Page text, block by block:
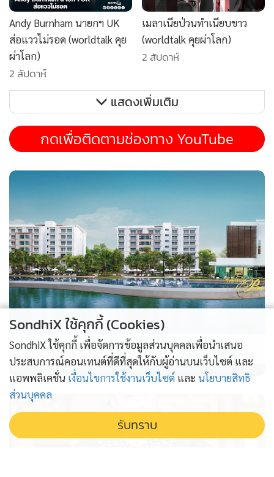
Andy Burnham นายกฯ UK
ส่อแววไม่รอด (worldtalk คุย
ผ่าโลก)
2 สัปดาห์
เมลาเนียป่วนทำเนียบขาว
(worldtalk คุยผ่าโลก)
2 สัปดาห์
แสดงเพิ่มเติม
กดเพื่อติดตามช่องทาง YouTube
PROPERTY PERFECT -the Lake
SondhiX ใช้คุกกี้ (Cookies)
SondhiX ใช้คุกกี้ เพื่อจัดการข้อมูลส่วนบุคคลเพื่อนำเสนอ
ประสบการณ์คอนเทนต์ที่ดีที่สุดให้กับผู้อ่านบนเว็บไซต์ และ
แอพพลิเคชั่น เงื่อนไขการใช้งานเว็บไซต์ และ นโยบายสิทธิ
ส่วนบุคคล
รับทราบ